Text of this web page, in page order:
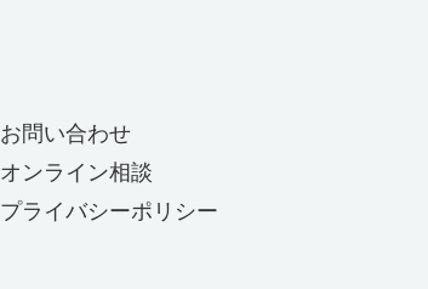
お問い合わせ
オンライン相談
プライバシーポリシー